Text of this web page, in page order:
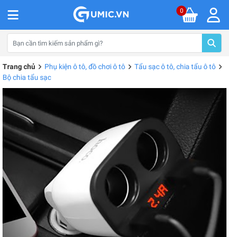
0
Trang chủ Phụ kiện ô tô, đồ chơi ô tô
Tẩu sạc ô tô, chia tẩu ô tô
Bộ chia tẩu sạc